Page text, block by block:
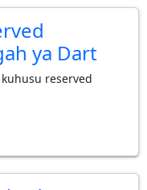
ya Dart
reserved